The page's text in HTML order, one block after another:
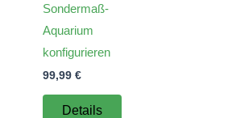
Sondermaß-
Aquarium
konfigurieren
99,99 €
Details